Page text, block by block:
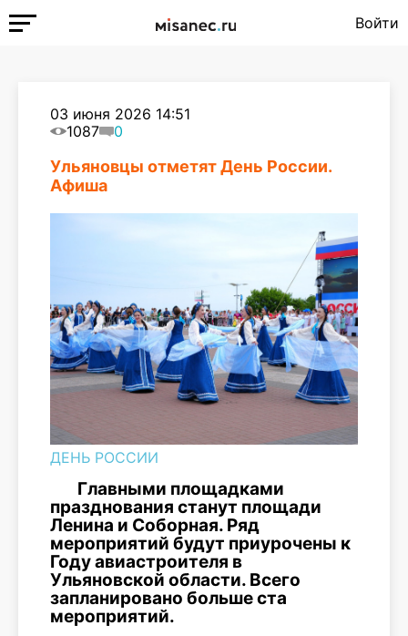
Войти
03 июня 2026 14:51
1087
0
Ульяновцы отметят День России.
Афиша
ДЕНЬ РОССИИ
Главными площадками
празднования станут площади
Ленина и Соборная. Ряд
мероприятий будут приурочены к
Году авиастроителя в
Ульяновской области. Всего
запланировано больше ста
мероприятий.